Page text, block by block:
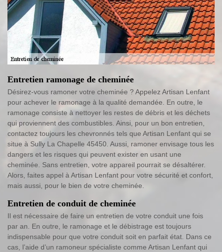
Entretien ramonage de cheminée
Désirez-vous ramoner votre cheminée ? Appelez Artisan Lenfant
pour achever le ramonage à la qualité demandée. En outre, le
ramonage consiste à nettoyer les restes de débris et les déchets
qui proviennent des combustibles. Ainsi, pour un bon entretien,
contactez toujours les chevronnés tels que Artisan Lenfant qui se
situe à Sully La Chapelle 45450. Aussi, ramoner envisage tous les
dangers et les risques qui peuvent exister en usant une
cheminée. Sans entretien, votre appareil pourrait se désaltérer.
Alors, faites appel à Artisan Lenfant pour votre sécurité et confort,
mais aussi, pour le bien de votre cheminée.
Entretien de conduit de cheminée
Il est nécessaire de faire un entretien de votre conduit une fois
par an. En outre, le ramonage et le débistrage est toujours
indispensable pour que votre conduit soit en parfait état. Dans ce
cas, l’aide d’un ramoneur spécialiste comme Artisan Lenfant qui